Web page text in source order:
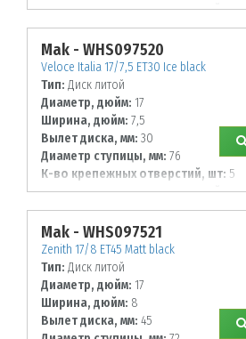
Диаметр располож. отверстий, мм:
120
Mak - WHS097520
Veloce Italia 17/7,5 ET30 Ice black
Тип: Диск литой
Диаметр, дюйм: 17
Ширина, дюйм: 7,5
Вылет диска, мм: 30
Диаметр ступицы, мм: 76
К-во крепежных отверстий, шт: 5
Диаметр располож. отверстий, мм:
112
Mak - WHS097521
Zenith 17/8 ET45 Matt black
Тип: Диск литой
Диаметр, дюйм: 17
Ширина, дюйм: 8
Вылет диска, мм: 45